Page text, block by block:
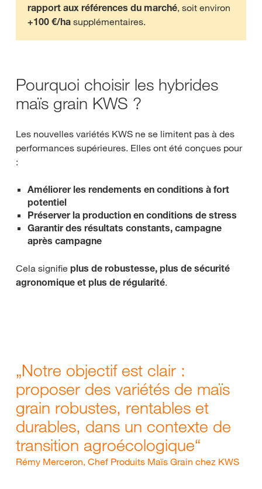
rapport aux références du marché, soit environ
+100 €/ha supplémentaires.
Pourquoi choisir les hybrides
maïs grain KWS ?
Les nouvelles variétés KWS ne se limitent pas à des
performances supérieures. Elles ont été conçues pour
:
Améliorer les rendements en conditions à fort
potentiel
Préserver la production en conditions de stress
Garantir des résultats constants, campagne
après campagne
Cela signifie plus de robustesse, plus de sécurité
agronomique et plus de régularité.
„Notre objectif est clair :
proposer des variétés de maïs
grain robustes, rentables et
durables, dans un contexte de
transition agroécologique“
Rémy Merceron, Chef Produits Maïs Grain chez KWS